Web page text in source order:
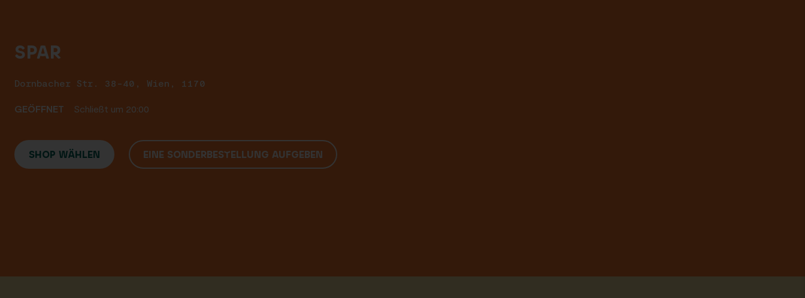
SPAR
Dornbacher Str. 38-40, Wien, 1170
GEÖFFNET Schließt um 20:00
SHOP WÄHLEN EINE SONDERBESTELLUNG AUFGEBEN